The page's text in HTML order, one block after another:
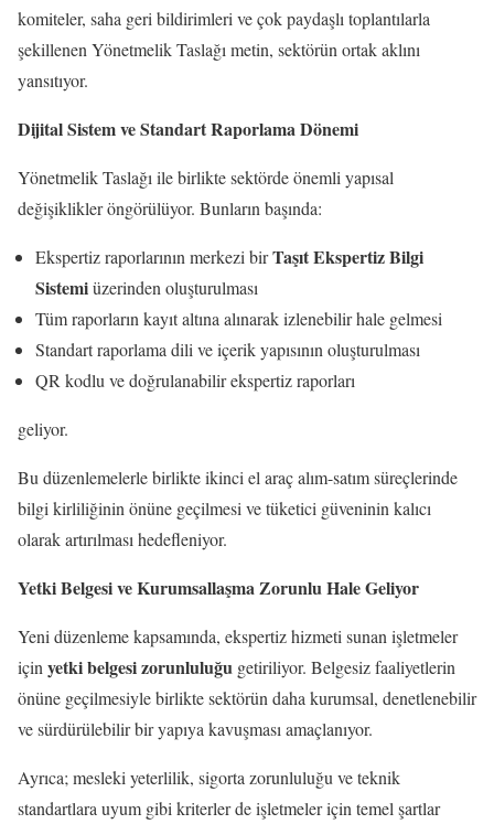
komiteler, saha geri bildirimleri ve çok paydaşlı toplantılarla
şekillenen Yönetmelik Taslağı metin, sektörün ortak aklını
yansıtıyor.
Dijital Sistem ve Standart Raporlama Dönemi
Yönetmelik Taslağı ile birlikte sektörde önemli yapısal
değişiklikler öngörülüyor. Bunların başında:
Ekspertiz raporlarının merkezi birTaşıt Ekspertiz Bilgi
Sistemiüzerinden oluşturulması
Tüm raporların kayıt altına alınarak izlenebilir hale gelmesi
Standart raporlama dili ve içerik yapısının oluşturulması
QR kodlu ve doğrulanabilir ekspertiz raporları
geliyor.
Bu düzenlemelerle birlikte ikinci el araç alım-satım süreçlerinde
bilgi kirliliğinin önüne geçilmesi ve tüketici güveninin kalıcı
olarak artırılması hedefleniyor.
Yetki Belgesi ve Kurumsallaşma Zorunlu Hale Geliyor
Yeni düzenleme kapsamında, ekspertiz hizmeti sunan işletmeler
için yetki belgesi zorunluluğu getiriliyor. Belgesiz faaliyetlerin
önüne geçilmesiyle birlikte sektörün daha kurumsal, denetlenebilir
ve sürdürülebilir bir yapıya kavuşması amaçlanıyor.
Ayrıca; mesleki yeterlilik, sigorta zorunluluğu ve teknik
standartlara uyum gibi kriterler de işletmeler için temel şartlar